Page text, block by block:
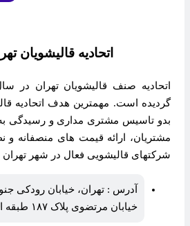
اتحادیه قالیشویان
گردیده است. مهمترین هدف اتحادیه
بدو تاسیس مشتری مداری و رسیدگی
مشتریان، ارائه قیمت های منصفانه و
شرکتهای قالیشویی فعال در شهر
آدرس : تهران، خیابان رودکی
خیابان مرتضوی پلاک ۱۸۷ طبقه اول.